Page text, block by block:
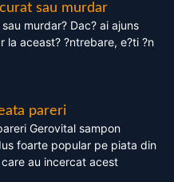
sau murdar
murdar? Dac? ai ajuns
la aceast? ?ntrebare, e?ti ?n
pareri
Gerovital sampon
foarte popular pe piata din
au incercat acest